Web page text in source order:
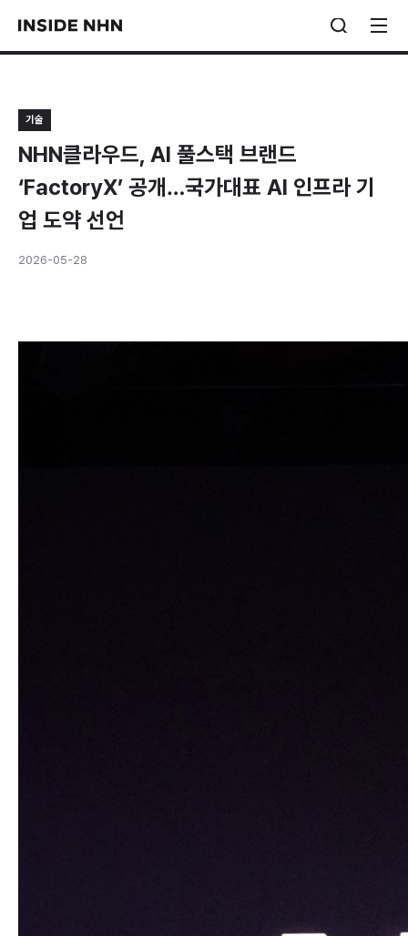
기술
NHN클라우드, AI 풀스택 브랜드
‘FactoryX’ 공개…국가대표 AI 인프라 기
업 도약 선언
2026-05-28